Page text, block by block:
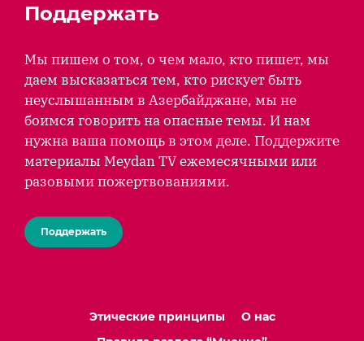
Поддержать
Мы пишем о том, о чем мало, кто пишет, мы
даем высказаться тем, кто рискует быть
неуслышанным в Азербайджане, мы не
боимся говорить на опасные темы. И нам
нужна ваша помощь в этом деле. Поддержите
материалы Meydan TV ежемесячными или
разовыми пожертвованиями.
Поддержать
Этические принципы
О нас